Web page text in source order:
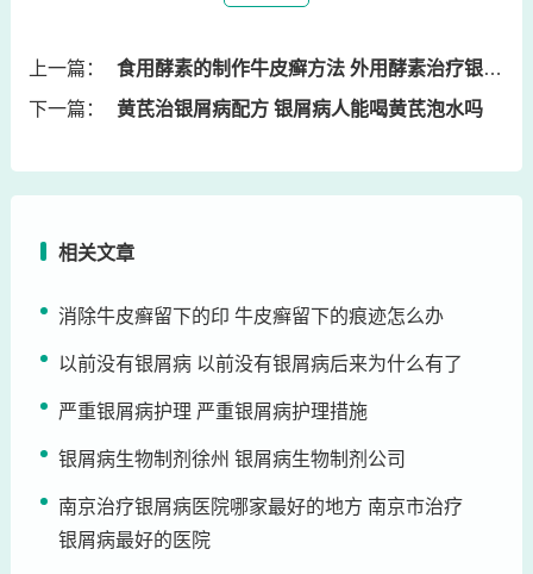
上一篇：
食用酵素的制作牛皮癣方法 外用酵素治疗银屑病吗
下一篇：
黄芪治银屑病配方 银屑病人能喝黄芪泡水吗
相关文章
消除牛皮癣留下的印 牛皮癣留下的痕迹怎么办
以前没有银屑病 以前没有银屑病后来为什么有了
严重银屑病护理 严重银屑病护理措施
银屑病生物制剂徐州 银屑病生物制剂公司
南京治疗银屑病医院哪家最好的地方 南京市治疗
银屑病最好的医院